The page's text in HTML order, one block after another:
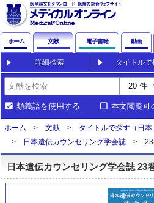
ホーム 文献 電子書籍 動画
詳細検索 タイトルで
類義語を使用する 本文閲覧可
ホーム 文献
タイトルで探す（日本-
日本遺伝カウンセリング学会誌
日本遺伝カウンセリング学会誌 23